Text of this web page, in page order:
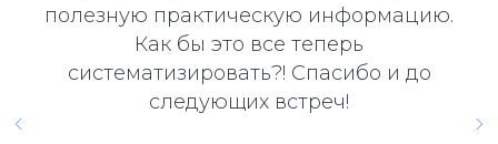
полезную практическую информацию.
Как бы это все теперь
систематизировать?! Спасибо и до
следующих встреч!